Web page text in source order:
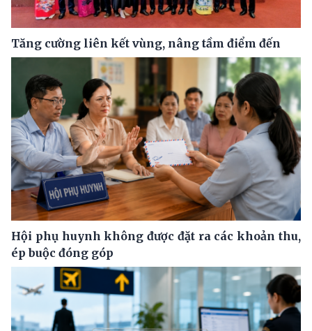
Tăng cường liên kết vùng, nâng tầm điểm đến
Hội phụ huynh không được đặt ra các khoản thu,
ép buộc đóng góp